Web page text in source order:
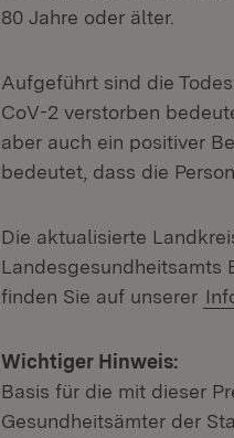
80 Jahre oder älter.
Aufgeführt sind die
CoV-2 verstorben
aber auch ein positiver
bedeutet, dass die
Die aktualisierte
Landesgesundheitsamts
finden Sie auf unserer
Wichtiger Hinweis:
Basis für die mit dieser
Gesundheitsämter der